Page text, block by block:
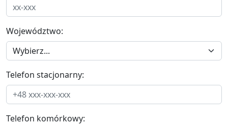
Województwo:
Telefon stacjonarny:
Telefon komórkowy: